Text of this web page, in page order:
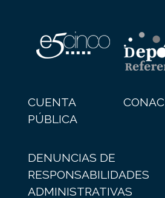
CUENTA
PÚBLICA
CONAC
DENUNCIAS DE
RESPONSABILIDADES
ADMINISTRATIVAS